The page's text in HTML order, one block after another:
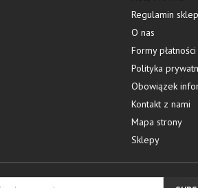
Regulamin
O nas
Formy płatności
Polityka
Obowiązek
Kontakt z nami
Mapa strony
Sklepy